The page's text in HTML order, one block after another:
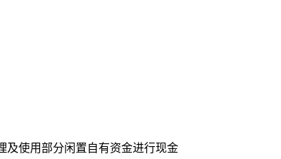
及使用部分闲置自有资金进行现金